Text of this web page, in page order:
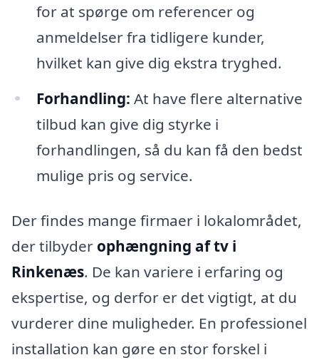
for at spørge om referencer og
anmeldelser fra tidligere kunder,
hvilket kan give dig ekstra tryghed.
Forhandling: At have flere alternative
tilbud kan give dig styrke i
forhandlingen, så du kan få den bedst
mulige pris og service.
Der findes mange firmaer i lokalområdet,
der tilbyder ophængning af tv i
Rinkenæs. De kan variere i erfaring og
ekspertise, og derfor er det vigtigt, at du
vurderer dine muligheder. En professionel
installation kan gøre en stor forskel i